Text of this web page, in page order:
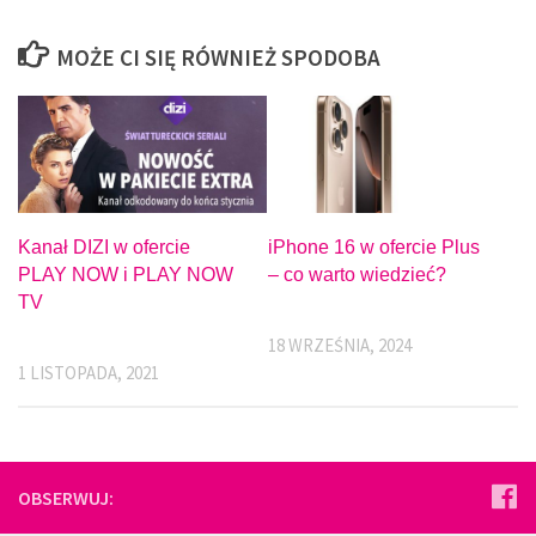
MOŻE CI SIĘ RÓWNIEŻ SPODOBA
Kanał DIZI w ofercie
PLAY NOW i PLAY NOW
TV
1 LISTOPADA, 2021
iPhone 16 w ofercie Plus
– co warto wiedzieć?
18 WRZEŚNIA, 2024
OBSERWUJ: